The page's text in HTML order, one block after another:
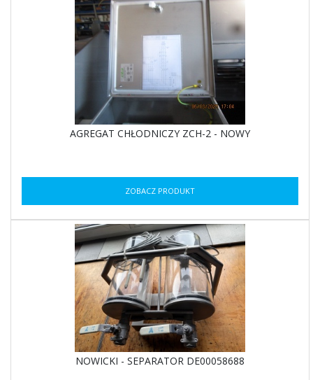
AGREGAT CHŁODNICZY ZCH-2 - NOWY
ZOBACZ PRODUKT
NOWICKI - SEPARATOR DE00058688